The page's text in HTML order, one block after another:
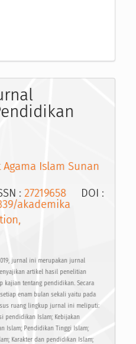
Islam Sunan
: 27219658 DOI :
akademika
jurnal ini merupakan jurnal
artikel hasil penelitian
kajian tentang pendidikan. Secara
enam bulan sekali yaitu pada
ruang lingkup jurnal ini meliputi:
pendidikan Islam; Kebijakan
Islam; Pendidikan Tinggi Islam;
Karakter dan pendidikan Islam;